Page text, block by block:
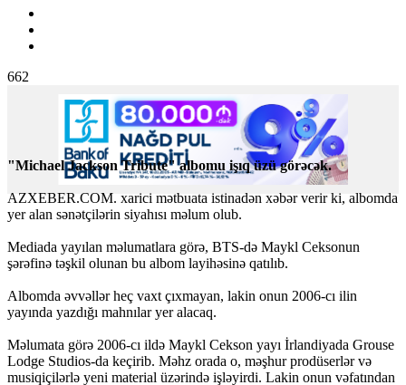
662
"Michael Jackson Tribute" albomu işıq üzü görəcək.
AZXEBER.COM. xarici mətbuata istinadən xəbər verir ki, albomda
yer alan sənətçilərin siyahısı məlum olub.
Mediada yayılan məlumatlara görə, BTS-də Maykl Ceksonun
şərəfinə təşkil olunan bu albom layihəsinə qatılıb.
Albomda əvvəllər heç vaxt çıxmayan, lakin onun 2006-cı ilin
yayında yazdığı mahnılar yer alacaq.
Məlumata görə 2006-cı ildə Maykl Cekson yayı İrlandiyada Grouse
Lodge Studios-da keçirib. Məhz orada o, məşhur prodüserlər və
musiqiçilərlə yeni material üzərində işləyirdi. Lakin onun vəfatından